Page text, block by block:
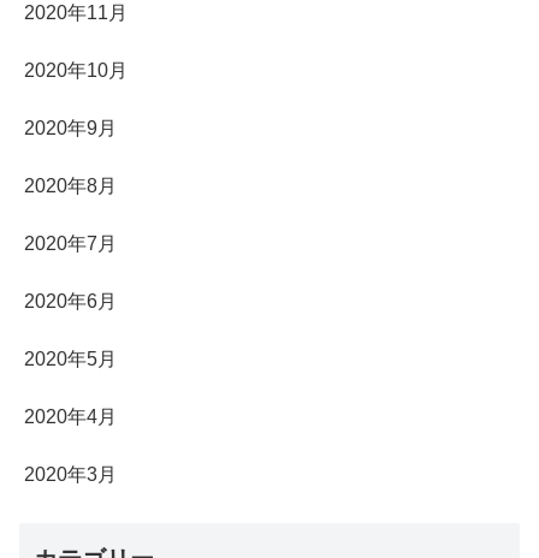
2020年11月
2020年10月
2020年9月
2020年8月
2020年7月
2020年6月
2020年5月
2020年4月
2020年3月